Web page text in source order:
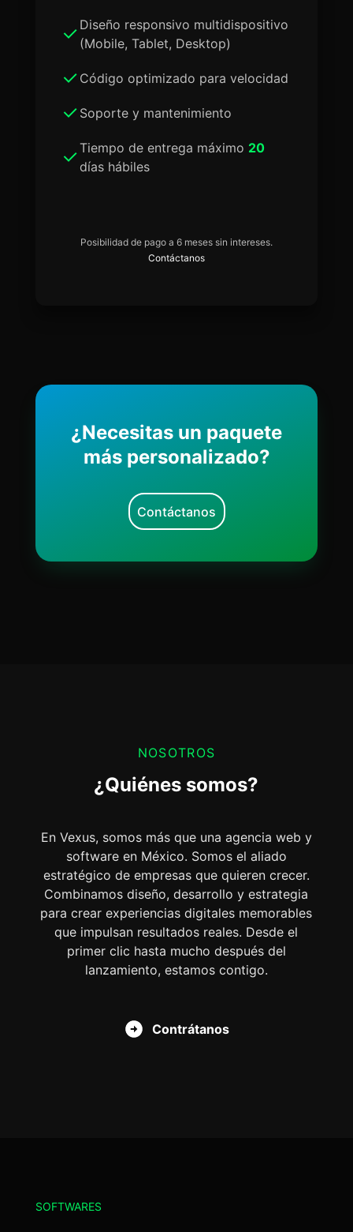
Diseño responsivo multidispositivo
(Mobile, Tablet, Desktop)
Código optimizado para velocidad
Soporte y mantenimiento
Tiempo de entrega máximo 20
días hábiles
Posibilidad de pago a 6 meses sin intereses.
Contáctanos
¿Necesitas un paquete
más personalizado?
Contáctanos
NOSOTROS
¿Quiénes somos?
En Vexus, somos más que una agencia web y
software en México. Somos el aliado
estratégico de empresas que quieren crecer.
Combinamos diseño, desarrollo y estrategia
para crear experiencias digitales memorables
que impulsan resultados reales. Desde el
primer clic hasta mucho después del
lanzamiento, estamos contigo.
Contrátanos
SOFTWARES